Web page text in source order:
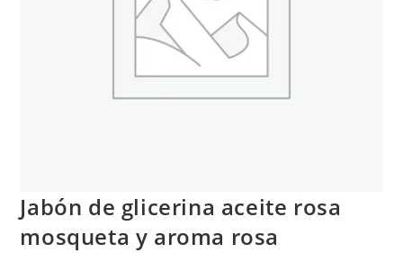
Jabón de glicerina aceite rosa
mosqueta y aroma rosa